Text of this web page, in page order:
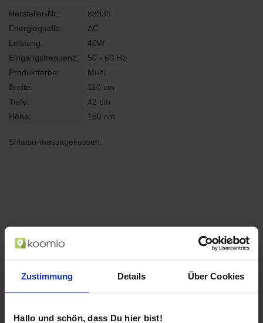
Zustimmung Details Über Cookies
Hallo und schön, dass Du hier bist!
Hersteller-Nr.:
88939
Energiequelle:
AC
Leistung:
40W
Eingangsfrequenz:
50 - 60 Hz
Produktfarbe:
Multi
Breite:
110 cm
Tiefe:
42 cm
Höhe:
180 cm
Shiatsu-massagekussen.